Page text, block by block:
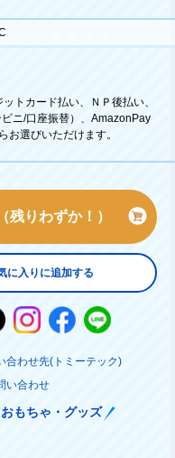
トカード払い、ＮＰ後払い、
ニ/口座振替）、AmazonPay
お選びいただけます。
残りわずか！）
に入りに追加する
合わせ先(トミーテック)
い合わせ
もちゃ・グッズ